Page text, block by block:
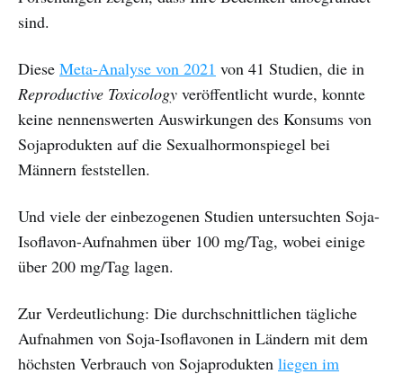
sind.
Diese Meta-Analyse von 2021 von 41 Studien, die in
Reproductive Toxicology veröffentlicht wurde, konnte
keine nennenswerten Auswirkungen des Konsums von
Sojaprodukten auf die Sexualhormonspiegel bei
Männern feststellen.
Und viele der einbezogenen Studien untersuchten Soja-
Isoflavon-Aufnahmen über 100 mg/Tag, wobei einige
über 200 mg/Tag lagen.
Zur Verdeutlichung: Die durchschnittlichen tägliche
Aufnahmen von Soja-Isoflavonen in Ländern mit dem
höchsten Verbrauch von Sojaprodukten liegen im